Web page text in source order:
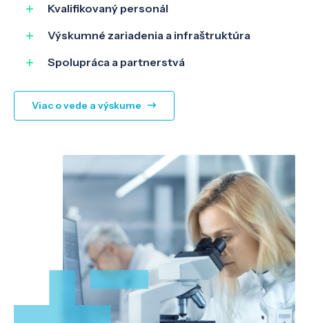
Kvalifikovaný personál
Výskumné zariadenia a infraštruktúra
Spolupráca a partnerstvá
Viac o vede a výskume